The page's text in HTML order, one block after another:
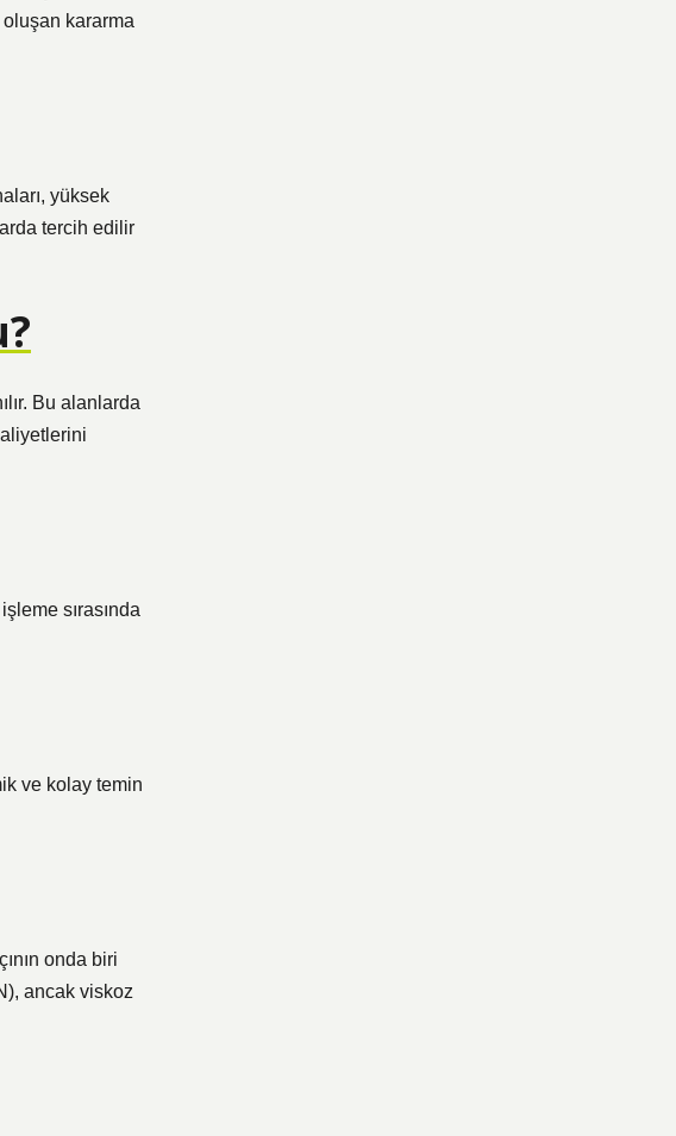
kararma
yüksek
tercih edilir
Bu alanlarda
sırasında
ve kolay temin
onda biri
ancak viskoz